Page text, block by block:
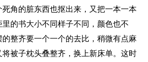
角的脏东西也抠出来，又把一本一本
的书大小不同样子不同，颜色也不
的整齐要一个一个的去比，稍微有点麻
被子枕头叠整齐，换上新床单。这时